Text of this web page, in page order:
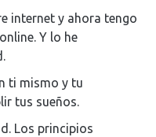
internet y ahora tengo
Y lo he
ti mismo y tu
tus sueños.
Los principios